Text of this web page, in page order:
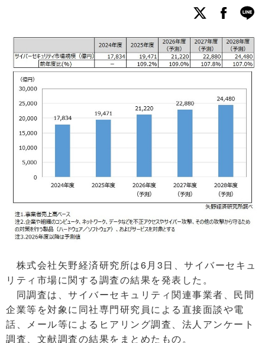
株式会社矢野経済研究所は6月3日、サイバーセキュ
リティ市場に関する調査の結果を発表した。
同調査は、サイバーセキュリティ関連事業者、民間
企業等を対象に同社専門研究員による直接面談や電
話、メール等によるヒアリング調査、法人アンケート
調査、文献調査の結果をまとめたもの。